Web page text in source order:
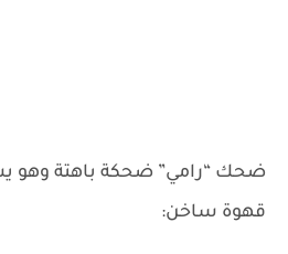
ضحك “رامي” ضحكة باهتة وهو
قهوة ساخن: